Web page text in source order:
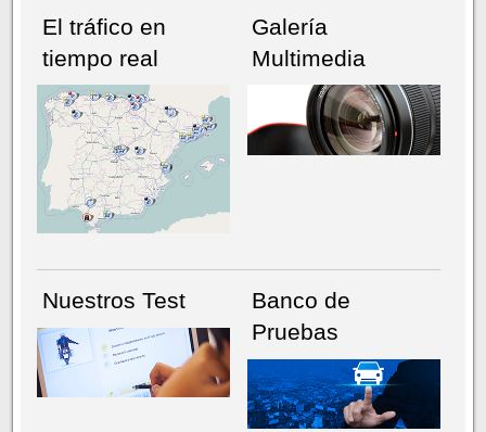
NÚMERO ACTUALHEMEROTECA
El tráfico en
tiempo real
Galería
Multimedia
Nuestros Test
Banco de
Pruebas